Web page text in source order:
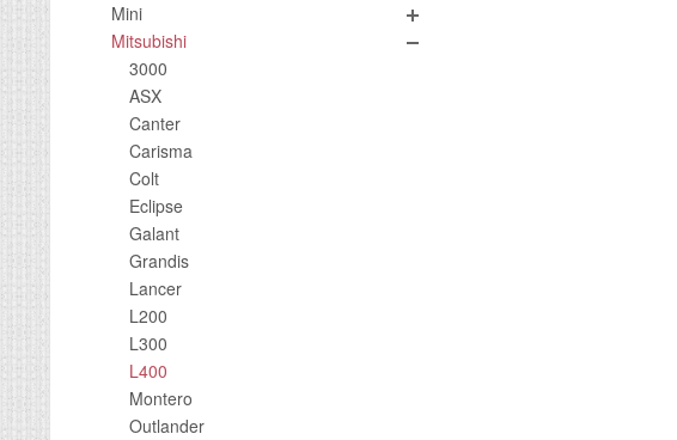
Mini
Mitsubishi
3000
ASX
Canter
Carisma
Colt
Eclipse
Galant
Grandis
Lancer
L200
L300
L400
Montero
Outlander